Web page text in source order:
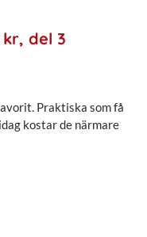
del 3
Praktiska som få
kostar de närmare